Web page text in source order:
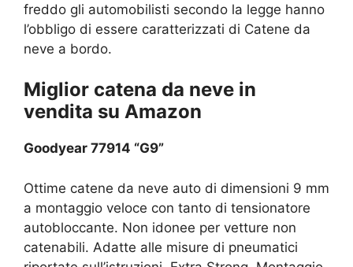
freddo gli automobilisti secondo la legge hanno
l’obbligo di essere caratterizzati di Catene da
neve a bordo.
Miglior catena da neve in
vendita su Amazon
Goodyear 77914 “G9”
Ottime catene da neve auto di dimensioni 9 mm
a montaggio veloce con tanto di tensionatore
autobloccante. Non idonee per vetture non
catenabili. Adatte alle misure di pneumatici